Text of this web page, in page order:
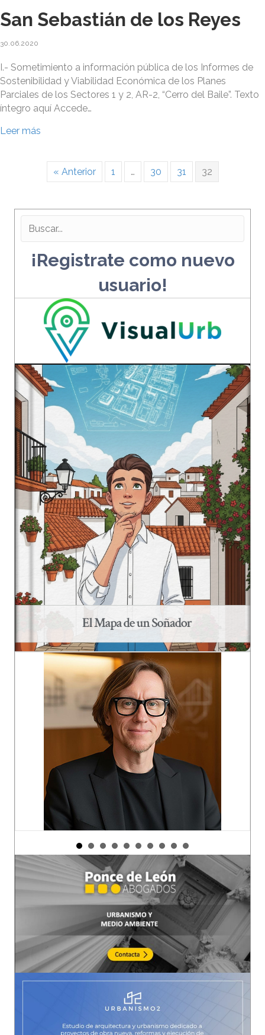
San Sebastián de los Reyes
30.06.2020
I.- Sometimiento a información pública de los Informes de
Sostenibilidad y Viabilidad Económica de los Planes
Parciales de los Sectores 1 y 2, AR-2, “Cerro del Baile”. Texto
íntegro aquí Accede…
Leer más
« Anterior 1 … 30 31 32
¡Registrate como nuevo
usuario!